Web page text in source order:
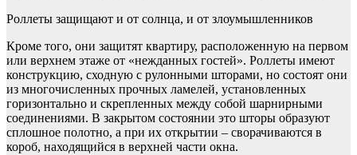
Роллеты защищают и от солнца, и от злоумышленников
Кроме того, они защитят квартиру, расположенную на первом
или верхнем этаже от «нежданных гостей». Роллеты имеют
конструкцию, сходную с рулонными шторами, но состоят они
из многочисленных прочных ламелей, установленных
горизонтально и скрепленных между собой шарнирными
соединениями. В закрытом состоянии это шторы образуют
сплошное полотно, а при их открытии – сворачиваются в
короб, находящийся в верхней части окна.